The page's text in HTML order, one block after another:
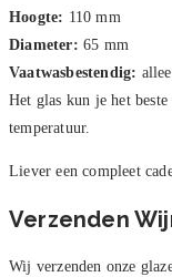
Hoogte: 110 mm
Diameter: 65 mm
Vaatwasbestendig:
Het glas kun je het
temperatuur.
Liever een compleet
Verzenden
Wij verzenden onze